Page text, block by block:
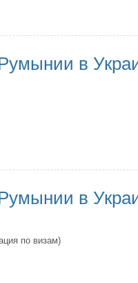
в
в
по визам)